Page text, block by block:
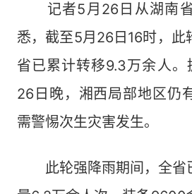
记者5月26日从湖南省
悉，截至5月26日16时，此
省已累计转移9.3万余人。
26日晚，湘西局部地区仍
需警惕次生灾害发生。
此轮强降雨期间，全省